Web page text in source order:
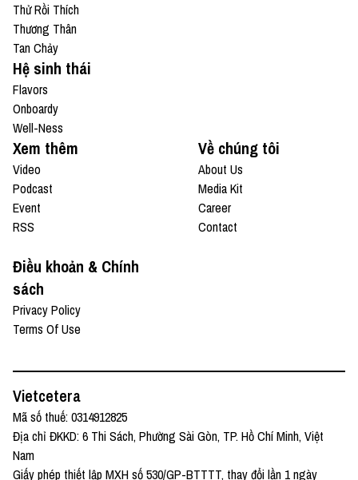
Thử Rồi Thích
Thương Thân
Tan Chảy
Hệ sinh thái
Flavors
Onboardy
Well-Ness
Xem thêm
Video
Podcast
Event
RSS
Về chúng tôi
About Us
Media Kit
Career
Contact
Điều khoản & Chính
sách
Privacy Policy
Terms Of Use
Vietcetera
Mã số thuế: 0314912825
Địa chỉ ĐKKD: 6 Thi Sách, Phường Sài Gòn, TP. Hồ Chí Minh, Việt
Nam
Giấy phép thiết lập MXH số 530/GP-BTTTT, thay đổi lần 1 ngày